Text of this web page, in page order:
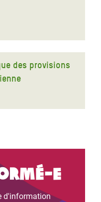
des provisions
e
d'information